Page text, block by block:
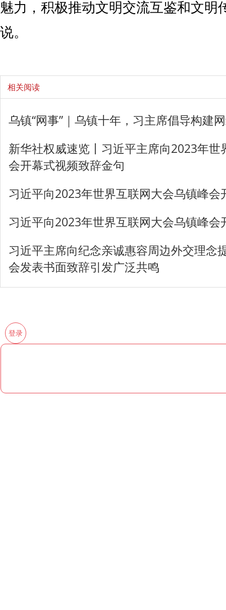
魅力，积极推动文明交流互鉴和文明
说。
相关阅读
乌镇“网事”｜乌镇十年，习主席倡导构建
新华社权威速览丨习近平主席向2023年世
会开幕式视频致辞金句
习近平向2023年世界互联网大会乌镇峰会
习近平向2023年世界互联网大会乌镇峰会
习近平主席向纪念亲诚惠容周边外交理念
会发表书面致辞引发广泛共鸣
登录